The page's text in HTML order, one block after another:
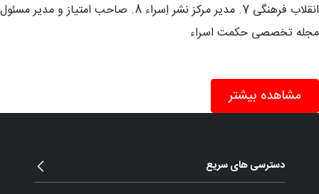
انقلاب فرهنگی 7. مدیر مرکز نشر اِسراء 8. صاحب امتیاز و مدیر مسئول
مجله تخصصی حکمت اسراء
مشاهده بیشتر
دسترسی های سریع